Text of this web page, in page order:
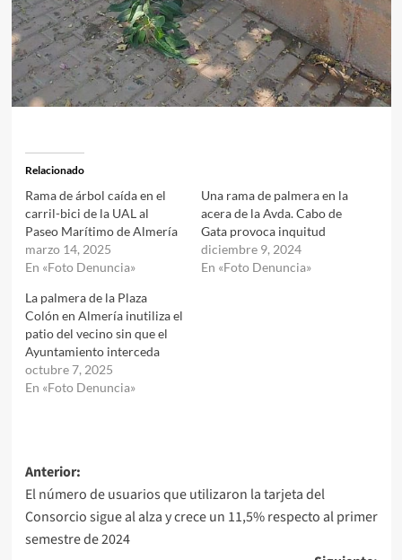
Relacionado
Rama de árbol caída en el
carril-bici de la UAL al
Paseo Marítimo de Almería
marzo 14, 2025
En «Foto Denuncia»
Una rama de palmera en la
acera de la Avda. Cabo de
Gata provoca inquitud
diciembre 9, 2024
En «Foto Denuncia»
La palmera de la Plaza
Colón en Almería inutiliza el
patio del vecino sin que el
Ayuntamiento interceda
octubre 7, 2025
En «Foto Denuncia»
Navegación
de
entradas
Anterior:
El número de usuarios que utilizaron la tarjeta del
Consorcio sigue al alza y crece un 11,5% respecto al primer
semestre de 2024